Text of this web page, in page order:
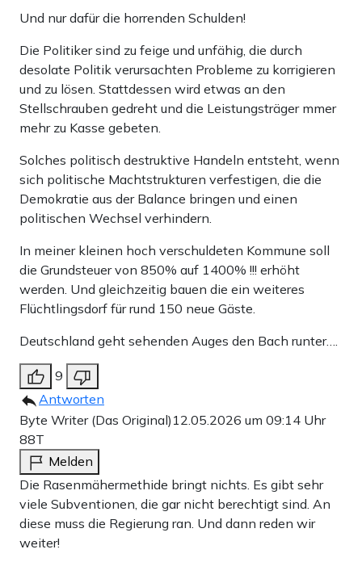
Und nur dafür die horrenden Schulden!
Die Politiker sind zu feige und unfähig, die durch
desolate Politik verursachten Probleme zu korrigieren
und zu lösen. Stattdessen wird etwas an den
Stellschrauben gedreht und die Leistungsträger mmer
mehr zu Kasse gebeten.
Solches politisch destruktive Handeln entsteht, wenn
sich politische Machtstrukturen verfestigen, die die
Demokratie aus der Balance bringen und einen
politischen Wechsel verhindern.
In meiner kleinen hoch verschuldeten Kommune soll
die Grundsteuer von 850% auf 1400% !!! erhöht
werden. Und gleichzeitig bauen die ein weiteres
Flüchtlingsdorf für rund 150 neue Gäste.
Deutschland geht sehenden Auges den Bach runter….
9
Antworten
Byte Writer (Das Original) 12.05.2026 um 09:14 Uhr
88T
Melden
Die Rasenmähermethide bringt nichts. Es gibt sehr
viele Subventionen, die gar nicht berechtigt sind. An
diese muss die Regierung ran. Und dann reden wir
weiter!